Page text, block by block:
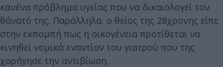
κανένα πρόβλημα υγείας που να δικαιολογεί τον
θάνατό της. Παράλληλα, ο θείος της 28χρονης είπε
στην εκπομπή πως η οικογένεια προτίθεται να
κινηθεί νομικά εναντίον του γιατρού που της
χορήγησε την αντιβίωση.